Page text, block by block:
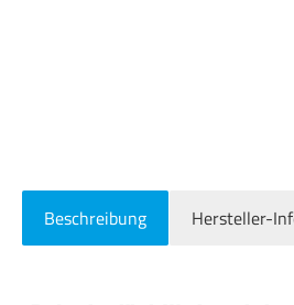
Beschreibung Hersteller-